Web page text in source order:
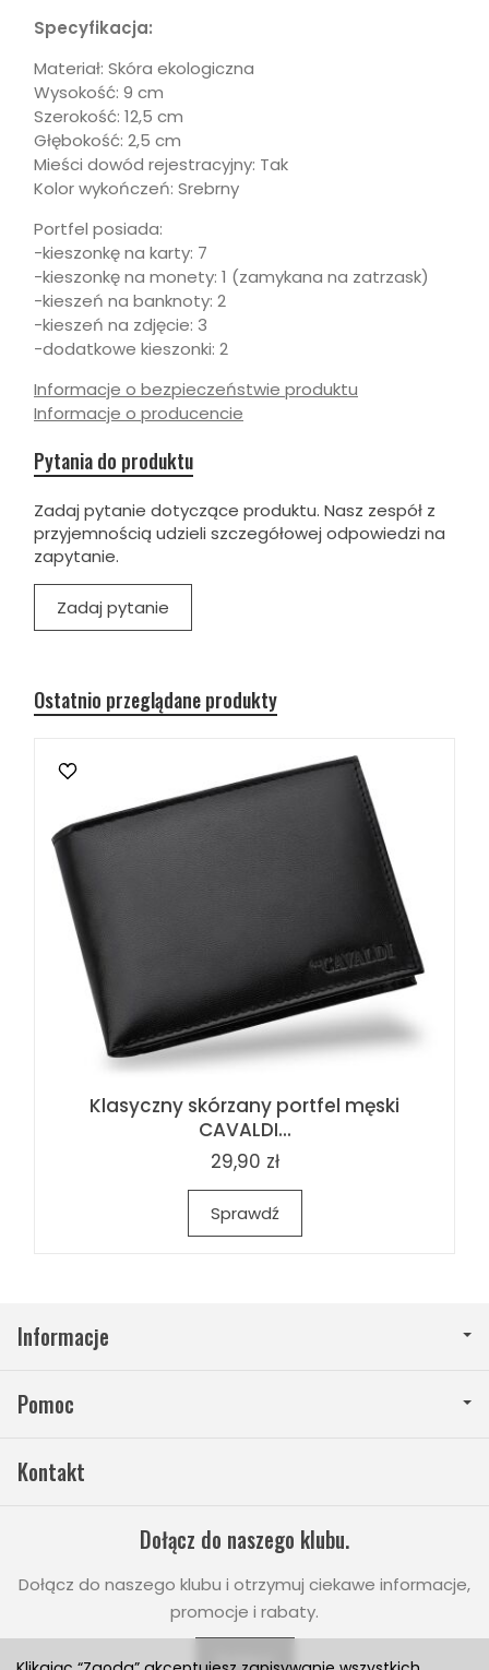
Specyfikacja:
Materiał: Skóra ekologiczna
Wysokość: 9 cm
Szerokość: 12,5 cm
Głębokość: 2,5 cm
Mieści dowód rejestracyjny: Tak
Kolor wykończeń: Srebrny
Portfel posiada:
-kieszonkę na karty: 7
-kieszonkę na monety: 1 (zamykana na zatrzask)
-kieszeń na banknoty: 2
-kieszeń na zdjęcie: 3
-dodatkowe kieszonki: 2
Informacje o bezpieczeństwie produktu
Informacje o producencie
Pytania do produktu
Zadaj pytanie dotyczące produktu. Nasz zespół z
przyjemnością udzieli szczegółowej odpowiedzi na
zapytanie.
Zadaj pytanie
Ostatnio przeglądane produkty
Klasyczny skórzany portfel męski
CAVALDI...
29,90 zł
Sprawdź
Informacje
Pomoc
Kontakt
Dołącz do naszego klubu.
Dołącz do naszego klubu i otrzymuj ciekawe informacje,
promocje i rabaty.
Dołącz